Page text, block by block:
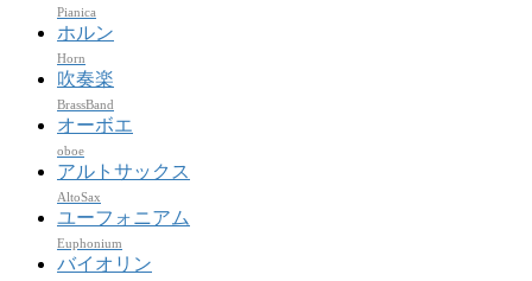
Pianica
ホルン
Horn
吹奏楽
BrassBand
オーボエ
oboe
アルトサックス
AltoSax
ユーフォニアム
Euphonium
バイオリン